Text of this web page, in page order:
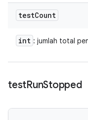
testCount
int : jumlah total
testRunStopped